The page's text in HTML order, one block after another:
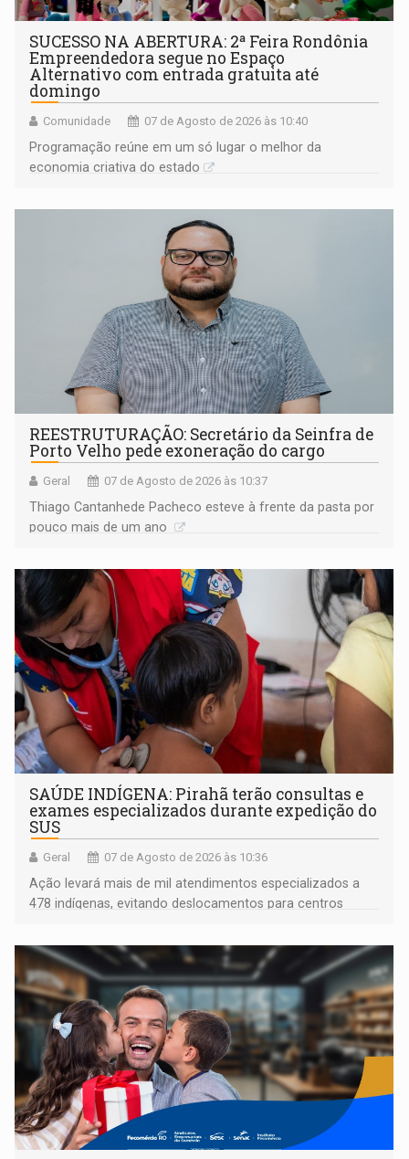
SUCESSO NA ABERTURA: 2ª Feira Rondônia
Empreendedora segue no Espaço
Alternativo com entrada gratuita até
domingo
Comunidade 07 de Agosto de 2026 às 10:40
Programação reúne em um só lugar o melhor da
economia criativa do estado
REESTRUTURAÇÃO: Secretário da Seinfra de
Porto Velho pede exoneração do cargo
Geral 07 de Agosto de 2026 às 10:37
Thiago Cantanhede Pacheco esteve à frente da pasta por
pouco mais de um ano
SAÚDE INDÍGENA: Pirahã terão consultas e
exames especializados durante expedição do
SUS
Geral 07 de Agosto de 2026 às 10:36
Ação levará mais de mil atendimentos especializados a
478 indígenas, evitando deslocamentos para centros